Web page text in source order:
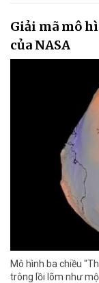
Giải mã mô
của NASA
Mô hình ba chiều
trông lồi lõm như